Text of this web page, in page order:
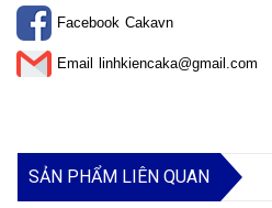
Facebook Cakavn
Email linhkiencaka@gmail.com
SẢN PHẨM LIÊN QUAN